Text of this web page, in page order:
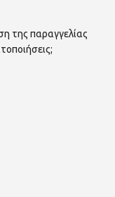
της παραγγελίας